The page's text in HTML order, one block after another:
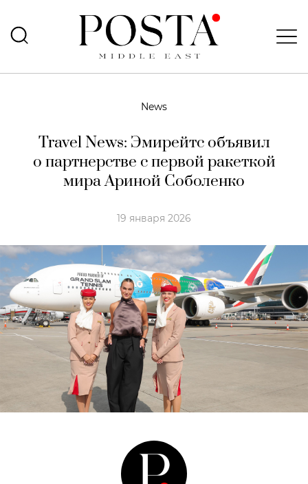
News
Travel News: Эмирейтс объявил
о партнерстве с первой ракеткой
мира Ариной Соболенко
19 января 2026